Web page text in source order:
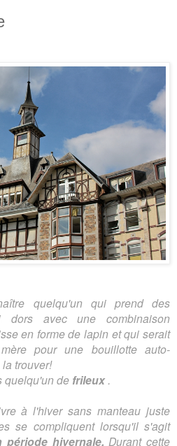
quelqu'un qui prend des
dors avec une combinaison
en forme de lapin et qui serait
pour une bouillotte auto-
trouver!
quelqu'un de frileux .
à l'hiver sans manteau juste
se compliquent lorsqu'il s'agit
période hivernale.Durant cette